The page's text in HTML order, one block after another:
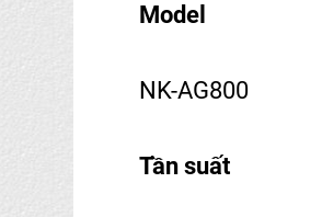
Model
NK-AG800
Tần suất